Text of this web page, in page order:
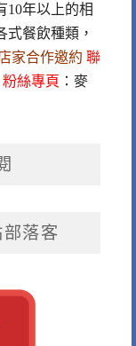
10年以上的相
式餐飲種類，
家合作邀約 聯
粉絲專頁 ： 麥
落客